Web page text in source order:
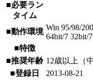
■必要ラン
タイム
■動作環境 Win 95/98/
64bit/7 32bit/
■特徴
■推奨年齢 12歳以上（
■登録日
2013-08-21